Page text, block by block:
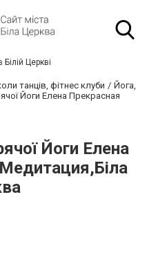
Білій Церкві
танців, фітнес клуби
Йога,
Йоги Елена Прекрасная
Йоги Елена